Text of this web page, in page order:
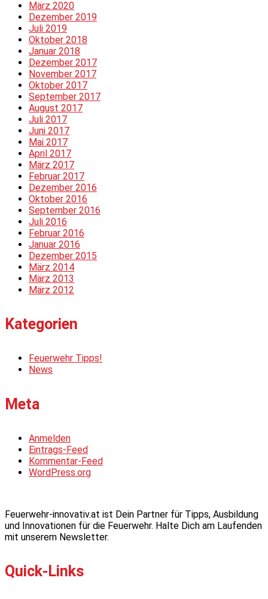
März 2020
Dezember 2019
Juli 2019
Oktober 2018
Januar 2018
Dezember 2017
November 2017
Oktober 2017
September 2017
August 2017
Juli 2017
Juni 2017
Mai 2017
April 2017
März 2017
Februar 2017
Dezember 2016
Oktober 2016
September 2016
Juli 2016
Februar 2016
Januar 2016
Dezember 2015
März 2014
März 2013
März 2012
Kategorien
Feuerwehr Tipps!
News
Meta
Anmelden
Eintrags-Feed
Kommentar-Feed
WordPress.org
Feuerwehr-innovativ.at ist Dein Partner für Tipps, Ausbildung
und Innovationen für die Feuerwehr. Halte Dich am Laufenden
mit unserem Newsletter.
Quick-Links